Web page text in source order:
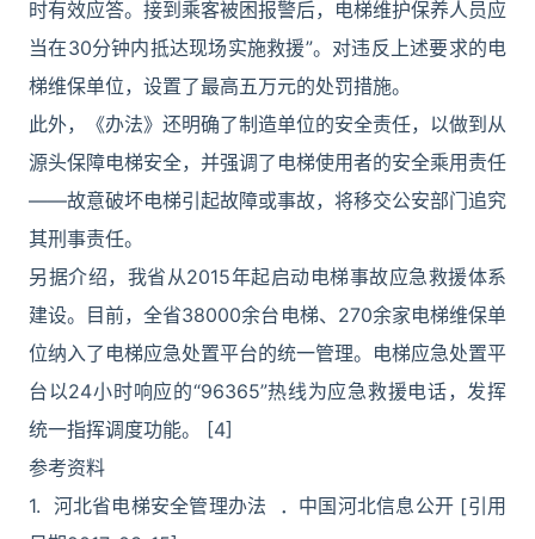
时有效应答。接到乘客被困报警后，电梯维护保养人员应
当在30分钟内抵达现场实施救援”。对违反上述要求的电
梯维保单位，设置了最高五万元的处罚措施。
此外，《办法》还明确了制造单位的安全责任，以做到从
源头保障电梯安全，并强调了电梯使用者的安全乘用责任
——故意破坏电梯引起故障或事故，将移交公安部门追究
其刑事责任。
另据介绍，我省从2015年起启动电梯事故应急救援体系
建设。目前，全省38000余台电梯、270余家电梯维保单
位纳入了电梯应急处置平台的统一管理。电梯应急处置平
台以24小时响应的“96365”热线为应急救援电话，发挥
统一指挥调度功能。 [4]
参考资料
1. 河北省电梯安全管理办法 ．中国河北信息公开 [引用